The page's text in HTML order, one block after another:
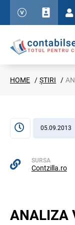
HOME ȘTIRI
05.09.2013
SURSA
Contzilla.ro
ANALIZA